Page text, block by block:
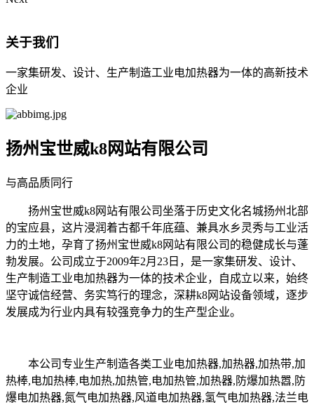
关于我们
一家集研发、设计、生产制造工业电加热器为一体的高新技术
企业
扬州宝世威k8网站有限公司
与高品质同行
扬州宝世威k8网站有限公司坐落于历史文化名城扬州北部
的宝应县，这片浸润着古都千年底蕴、兼具水乡灵秀与工业活
力的土地，孕育了扬州宝世威k8网站有限公司的稳健成长与蓬
勃发展。公司成立于2009年2月23日，是一家集研发、设计、
生产制造工业电加热器为一体的技术企业，自成立以来，始终
坚守诚信经营、务实笃行的理念，深耕k8网站设备领域，逐步
发展成为行业内具有较强竞争力的生产型企业。
本公司专业生产制造各类工业电加热器,加热器,加热带,加
热棒,电加热棒,电加热,加热管,电加热管,加热器,防爆加热嚣,防
爆电加热器,氮气电加热器,风道电加热器,氢气电加热器,法兰电